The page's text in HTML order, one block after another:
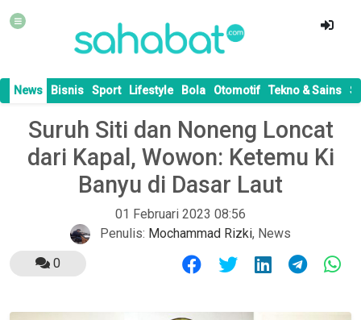
News Bisnis Sport Lifestyle Bola Otomotif Tekno & Sains
Suruh Siti dan Noneng Loncat
dari Kapal, Wowon: Ketemu Ki
Banyu di Dasar Laut
01 Februari 2023 08:56
Penulis: Mochammad Rizki, News
0